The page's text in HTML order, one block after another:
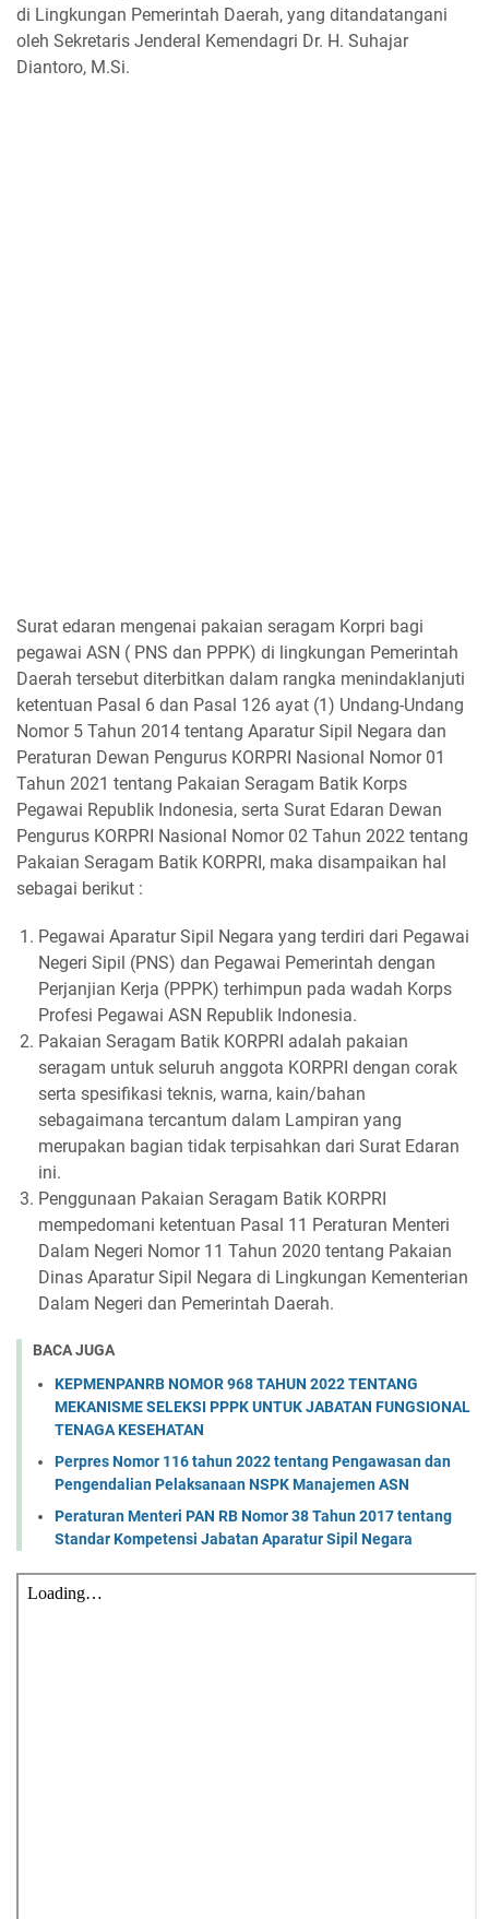
di Lingkungan Pemerintah Daerah, yang ditandatangani
oleh Sekretaris Jenderal Kemendagri Dr. H. Suhajar
Diantoro, M.Si.
Surat edaran mengenai pakaian seragam Korpri bagi
pegawai ASN ( PNS dan PPPK) di lingkungan Pemerintah
Daerah tersebut diterbitkan dalam rangka menindaklanjuti
ketentuan Pasal 6 dan Pasal 126 ayat (1) Undang-Undang
Nomor 5 Tahun 2014 tentang Aparatur Sipil Negara dan
Peraturan Dewan Pengurus KORPRI Nasional Nomor 01
Tahun 2021 tentang Pakaian Seragam Batik Korps
Pegawai Republik Indonesia, serta Surat Edaran Dewan
Pengurus KORPRI Nasional Nomor 02 Tahun 2022 tentang
Pakaian Seragam Batik KORPRI, maka disampaikan hal
sebagai berikut :
Pegawai Aparatur Sipil Negara yang terdiri dari Pegawai
Negeri Sipil (PNS) dan Pegawai Pemerintah dengan
Perjanjian Kerja (PPPK) terhimpun pada wadah Korps
Profesi Pegawai ASN Republik Indonesia.
Pakaian Seragam Batik KORPRI adalah pakaian
seragam untuk seluruh anggota KORPRI dengan corak
serta spesifikasi teknis, warna, kain/bahan
sebagaimana tercantum dalam Lampiran yang
merupakan bagian tidak terpisahkan dari Surat Edaran
ini.
Penggunaan Pakaian Seragam Batik KORPRI
mempedomani ketentuan Pasal 11 Peraturan Menteri
Dalam Negeri Nomor 11 Tahun 2020 tentang Pakaian
Dinas Aparatur Sipil Negara di Lingkungan Kementerian
Dalam Negeri dan Pemerintah Daerah.
BACA JUGA
KEPMENPANRB NOMOR 968 TAHUN 2022 TENTANG
MEKANISME SELEKSI PPPK UNTUK JABATAN FUNGSIONAL
TENAGA KESEHATAN
Perpres Nomor 116 tahun 2022 tentang Pengawasan dan
Pengendalian Pelaksanaan NSPK Manajemen ASN
Peraturan Menteri PAN RB Nomor 38 Tahun 2017 tentang
Standar Kompetensi Jabatan Aparatur Sipil Negara